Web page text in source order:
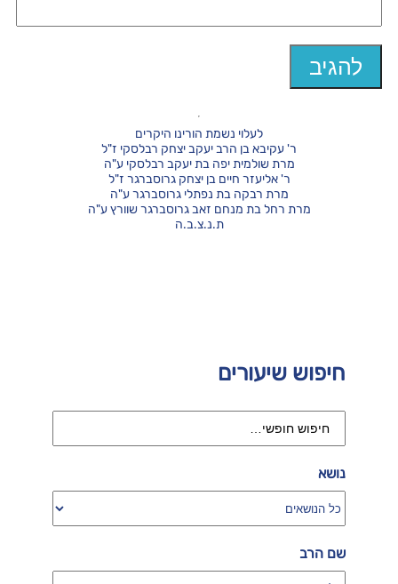
חיפוש שיעורים
נושא
שם הרב
לעלוי נשמת הורינו היקרים
ר' עקיבא בן הרב יעקב יצחק רבלסקי ז"ל
מרת שולמית יפה בת יעקב רבלסקי ע"ה
ר' אליעזר חיים בן יצחק גרוסברגר ז"ל
מרת רבקה בת נפתלי גרוסברגר ע"ה
מרת רחל בת מנחם זאב גרוסברגר שוורץ ע"ה
ת.נ.צ.ב.ה